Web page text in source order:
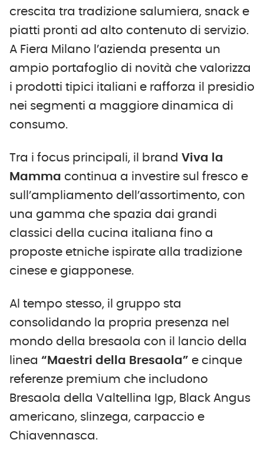
crescita tra tradizione salumiera, snack e
piatti pronti ad alto contenuto di servizio.
A Fiera Milano l’azienda presenta un
ampio portafoglio di novità che valorizza
i prodotti tipici italiani e rafforza il presidio
nei segmenti a maggiore dinamica di
consumo.
Tra i focus principali, il brand Viva la
Mamma continua a investire sul fresco e
sull’ampliamento dell’assortimento, con
una gamma che spazia dai grandi
classici della cucina italiana fino a
proposte etniche ispirate alla tradizione
cinese e giapponese.
Al tempo stesso, il gruppo sta
consolidando la propria presenza nel
mondo della bresaola con il lancio della
linea “Maestri della Bresaola” e cinque
referenze premium che includono
Bresaola della Valtellina Igp, Black Angus
americano, slinzega, carpaccio e
Chiavennasca.